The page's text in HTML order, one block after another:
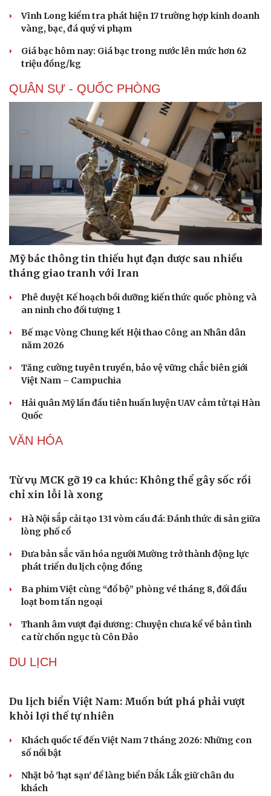
Sức khỏe
Cây thuốc
Sản phụ khoa
Nam khoa
Làm đẹp - giảm cân
Ăn sạch sống khỏe
Đời sống
Blog
Vĩnh Long kiểm tra phát hiện 17 trường hợp kinh doanh
vàng, bạc, đá quý vi phạm
Giá bạc hôm nay: Giá bạc trong nước lên mức hơn 62
triệu đồng/kg
QUÂN SỰ - QUỐC PHÒNG
Mỹ bác thông tin thiếu hụt đạn dược sau nhiều
tháng giao tranh với Iran
Phê duyệt Kế hoạch bồi dưỡng kiến thức quốc phòng và
an ninh cho đối tượng 1
Bế mạc Vòng Chung kết Hội thao Công an Nhân dân
năm 2026
Tăng cường tuyên truyền, bảo vệ vững chắc biên giới
Việt Nam – Campuchia
Hải quân Mỹ lần đầu tiên huấn luyện UAV cảm tử tại Hàn
Quốc
VĂN HÓA
Từ vụ MCK gỡ 19 ca khúc: Không thể gây sốc rồi
chỉ xin lỗi là xong
lòng phố cổ
phát triển du lịch cộng đồng
Ba phim Việt cùng “đổ bộ” phòng vé tháng 8, đối đầu
Thanh âm vượt đại dương: Chuyện chưa kể về bản tình
DU LỊCH